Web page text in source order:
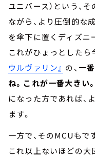
ユニバース）という、
ながら、より圧倒的な
を傘下に置くディズニ
これがひょっとしたら
ウルヴァリン』 の、 一
ね。これが一番大きい。
になった方であれば、
ます。
一方で、そのMCUもで
これ以上ないほどの